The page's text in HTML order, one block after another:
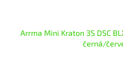
Arrma Mini Kraton 3S DSC
černá/